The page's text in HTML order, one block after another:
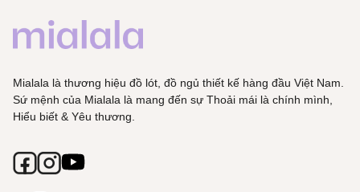
Mialala là thương hiệu đồ lót, đồ ngủ thiết kế hàng đầu Việt Nam.
Sứ mệnh của Mialala là mang đến sự Thoải mái là chính mình,
Hiểu biết & Yêu thương.